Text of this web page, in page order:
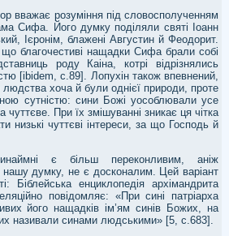
вважає розуміння під словосполученням
Сифа. Його думку поділяли святі Іоанн
Ієронім, блажені Августин й Феодорит.
що благочестиві нащадки Сифа брали собі
роду Каіна, котрі відрізнялись
[ibidem, с.89]. Лопухін також впевнений,
хоча й були однієї природи, проте
сутністю: сини Божі уособлювали усе
При їх змішуванні зникає ця чітка
чуттєві інтереси, за що Господь й
є більш переконливим, аніж
нашу думку, не є досконалим. Цей варіант
Біблейська енциклопедія архімандрита
повідомляє: «При сині патріарха
його нащадків ім’ям синів Божих, на
називали синами людськими» [5, с.683].